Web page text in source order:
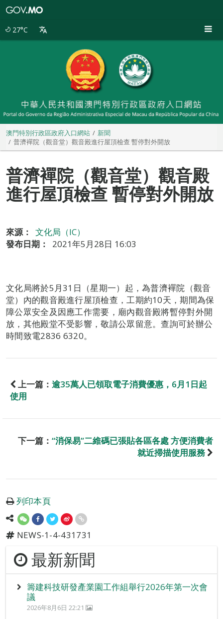
27°C
澳門特別行政區政府入口網站
新聞
普濟襌院（觀音堂）觀音殿進行屋頂檢查 暫停對外開放
普濟襌院（觀音堂）觀音殿
進行屋頂檢查 暫停對外開放
來源：
文化局（IC）
發布日期：
2021年5月28日 16:03
文化局將於5月31日（星期一）起，為普濟襌院（觀音
堂）內的觀音殿進行屋頂檢查，工期約10天，期間為保
障公眾安全及因應工作需要，廟內觀音殿將暫停對外開
放，其他殿堂不受影響，敬請公眾留意。查詢可於辦公
時間致電2836 6320。
上一篇： 逾35萬人已領取電子消費優惠，6月1日起
使用
下一篇： “消保易”二維碼已張貼各區各處 方便消費者
就近掃描使用服務
列印本頁
NEWS-1-4-431731
最新新聞
籌建科技研發產業園工作組舉行2026年第一次會
議
2026年8月6日 22:21